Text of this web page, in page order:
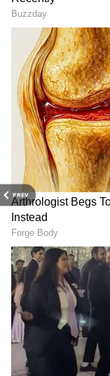
PREV
2
5
Image Credit :
ரிஷப ராசி
சுகவாசிகள் :
சுக்கிரனை
சொகுசான